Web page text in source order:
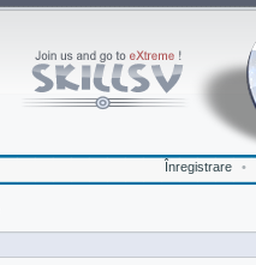
Înregistrare •